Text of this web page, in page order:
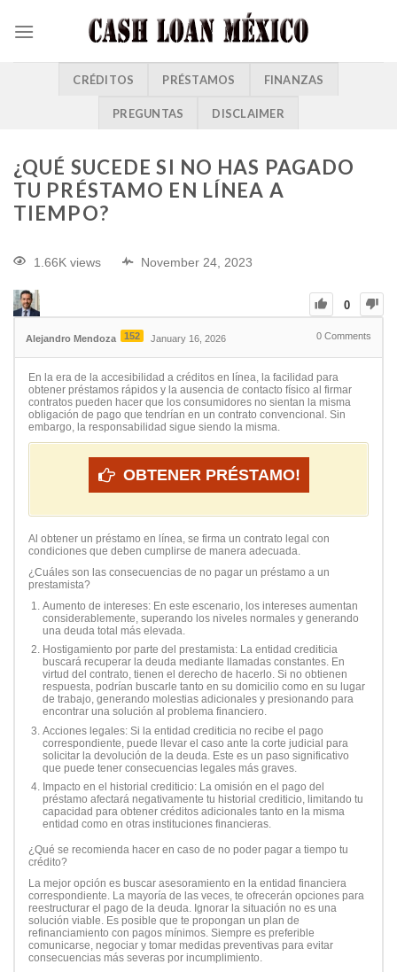
CRÉDITOS PRÉSTAMOS FINANZAS
PREGUNTAS DISCLAIMER
¿QUÉ SUCEDE SI NO HAS PAGADO
TU PRÉSTAMO EN LÍNEA A
TIEMPO?
1.66K views November 24, 2023
0
Alejandro Mendoza 152 January 16, 2026 0 Comments
En la era de la accesibilidad a créditos en línea, la facilidad para
obtener préstamos rápidos y la ausencia de contacto físico al firmar
contratos pueden hacer que los consumidores no sientan la misma
obligación de pago que tendrían en un contrato convencional. Sin
embargo, la responsabilidad sigue siendo la misma.
OBTENER PRÉSTAMO!
Al obtener un préstamo en línea, se firma un contrato legal con
condiciones que deben cumplirse de manera adecuada.
¿Cuáles son las consecuencias de no pagar un préstamo a un
prestamista?
Aumento de intereses: En este escenario, los intereses aumentan
considerablemente, superando los niveles normales y generando
una deuda total más elevada.
Hostigamiento por parte del prestamista: La entidad crediticia
buscará recuperar la deuda mediante llamadas constantes. En
virtud del contrato, tienen el derecho de hacerlo. Si no obtienen
respuesta, podrían buscarle tanto en su domicilio como en su lugar
de trabajo, generando molestias adicionales y presionando para
encontrar una solución al problema financiero.
Acciones legales: Si la entidad crediticia no recibe el pago
correspondiente, puede llevar el caso ante la corte judicial para
solicitar la devolución de la deuda. Este es un paso significativo
que puede tener consecuencias legales más graves.
Impacto en el historial crediticio: La omisión en el pago del
préstamo afectará negativamente tu historial crediticio, limitando tu
capacidad para obtener créditos adicionales tanto en la misma
entidad como en otras instituciones financieras.
¿Qué se recomienda hacer en caso de no poder pagar a tiempo tu
crédito?
La mejor opción es buscar asesoramiento en la entidad financiera
correspondiente. La mayoría de las veces, te ofrecerán opciones para
reestructurar el pago de la deuda. Ignorar la situación no es una
solución viable. Es posible que te propongan un plan de
refinanciamiento con pagos mínimos. Siempre es preferible
comunicarse, negociar y tomar medidas preventivas para evitar
consecuencias más severas por incumplimiento.